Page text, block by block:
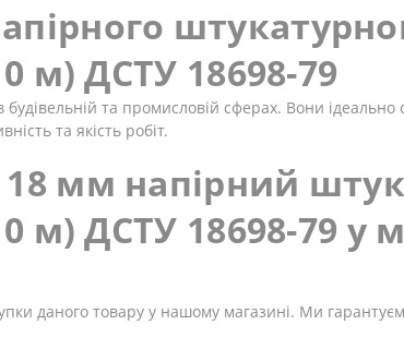
м) ДСТУ 18698-79
та промисловій сферах. Вони
та якість робіт.
мм напірний
м) ДСТУ 18698-79 у
даного товару у нашому магазині. Ми